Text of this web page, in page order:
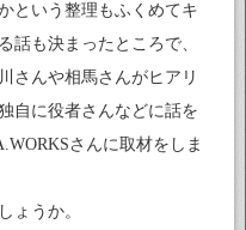
という整理もふくめてキ
話も決まったところで、
さんや相馬さんがヒアリ
自に役者さんなどに話を
さんに取材をしま
うか。